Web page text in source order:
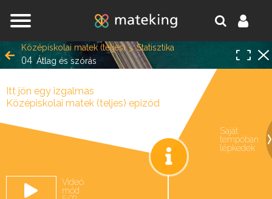
Középiskolai matek (teljes)
Statisztika
Átlag és szórás
04
Itt jön egy izgalmas
Középiskolai matek (teljes) epizód
Videó
mód
Saját
tempóban
lépkedek